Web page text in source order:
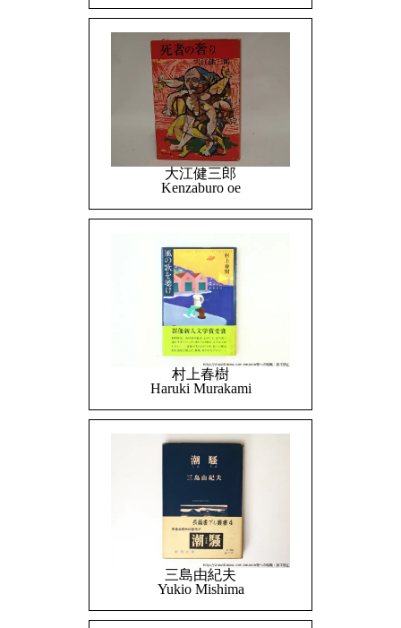
大江健三郎
Kenzaburo oe
村上春樹
Haruki Murakami
三島由紀夫
Yukio Mishima